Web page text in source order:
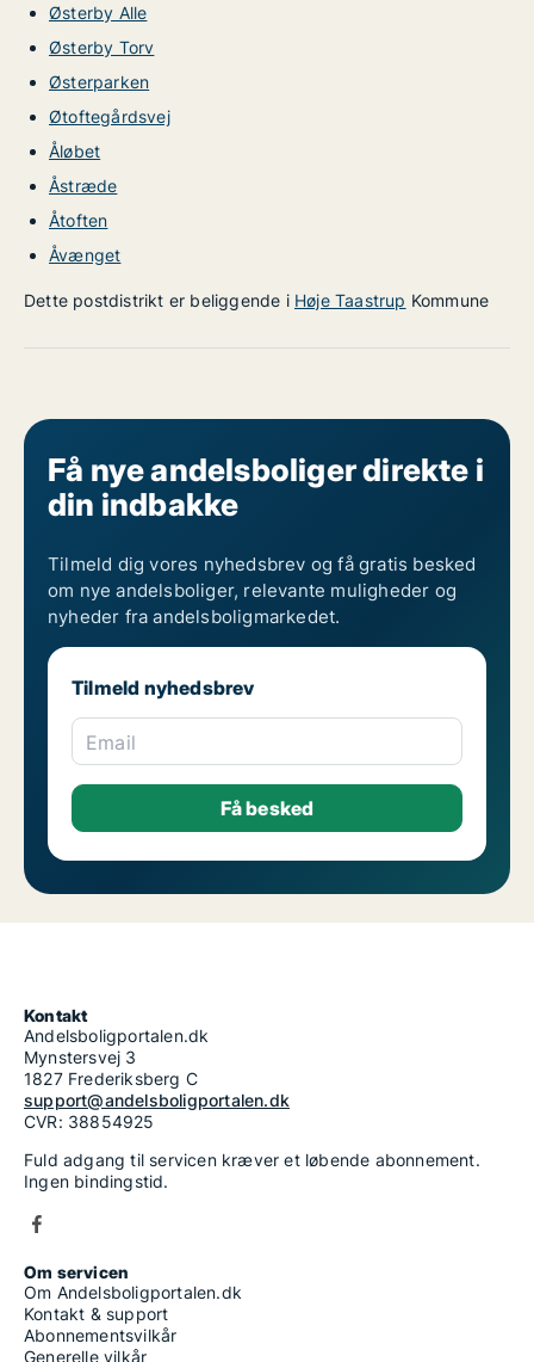
Østerby Alle
Østerby Torv
Østerparken
Øtoftegårdsvej
Åløbet
Åstræde
Åtoften
Åvænget
Dette postdistrikt er beliggende i Høje Taastrup Kommune
Få nye andelsboliger direkte i
din indbakke
Tilmeld dig vores nyhedsbrev og få gratis besked
om nye andelsboliger, relevante muligheder og
nyheder fra andelsboligmarkedet.
Tilmeld nyhedsbrev
Email
Kontakt
Andelsboligportalen.dk
Mynstersvej 3
1827 Frederiksberg C
support@andelsboligportalen.dk
CVR: 38854925
Fuld adgang til servicen kræver et løbende abonnement.
Ingen bindingstid.
Om servicen
Om Andelsboligportalen.dk
Kontakt & support
Abonnementsvilkår
Generelle vilkår